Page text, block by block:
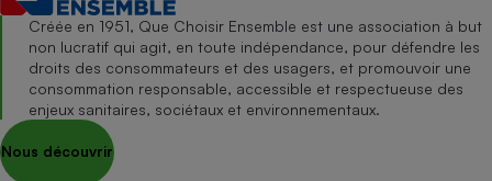
Créée en 1951, Que Choisir Ensemble est une association à but
non lucratif qui agit, en toute indépendance, pour défendre les
droits des consommateurs et des usagers, et promouvoir une
consommation responsable, accessible et respectueuse des
enjeux sanitaires, sociétaux et environnementaux.
Nous découvrir